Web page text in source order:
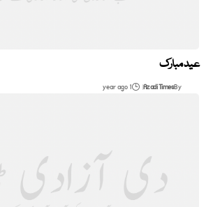
عید مبارک
By
Azadi Times
1 year ago